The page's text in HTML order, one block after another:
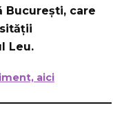
București, care
Leu.
aici